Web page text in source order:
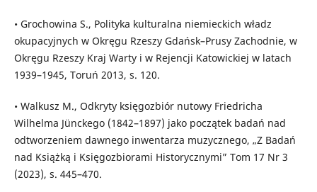
• Grochowina S., Polityka kulturalna niemieckich władz
okupacyjnych w Okręgu Rzeszy Gdańsk–Prusy Zachodnie, w
Okręgu Rzeszy Kraj Warty i w Rejencji Katowickiej w latach
1939–1945, Toruń 2013, s. 120.
• Walkusz M., Odkryty księgozbiór nutowy Friedricha
Wilhelma Jünckego (1842–1897) jako początek badań nad
odtworzeniem dawnego inwentarza muzycznego, „Z Badań
nad Książką i Księgozbiorami Historycznymi” Tom 17 Nr 3
(2023), s. 445–470.